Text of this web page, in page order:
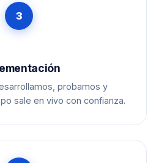
3
probamos y
sale en vivo con confianza.